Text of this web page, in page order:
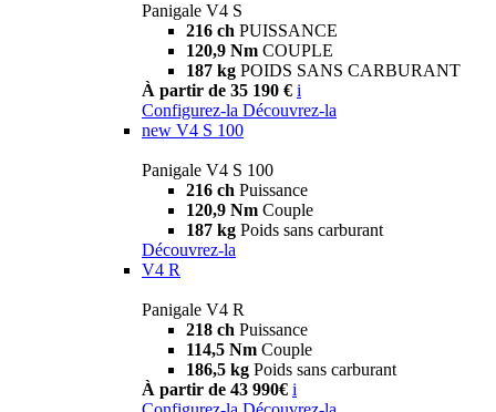
Panigale V4 S
216 ch PUISSANCE
120,9 Nm COUPLE
187 kg POIDS SANS CARBURANT
À partir de 35 190 € i
Configurez-la Découvrez-la
new V4 S 100
Panigale V4 S 100
216 ch Puissance
120,9 Nm Couple
187 kg Poids sans carburant
Découvrez-la
V4 R
Panigale V4 R
218 ch Puissance
114,5 Nm Couple
186,5 kg Poids sans carburant
À partir de 43 990€ i